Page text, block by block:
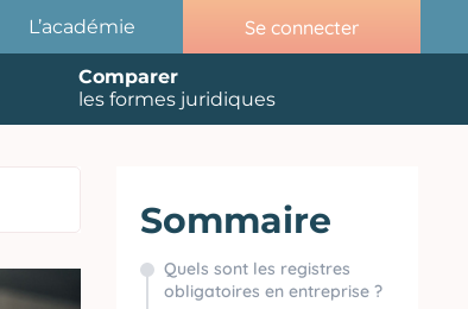
L’académie Se connecter
Comparer
les formes juridiques
Sommaire
Quels sont les registres
obligatoires en entreprise ?